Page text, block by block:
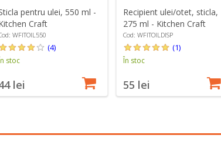
pentru ulei, 550 ml -
Craft
WFITOIL550
(4)
stoc
lei
Recipient ulei/otet, sticla,
275 ml - Kitchen Craft
Cod: WFITOILDISP
(1)
În stoc
55 lei